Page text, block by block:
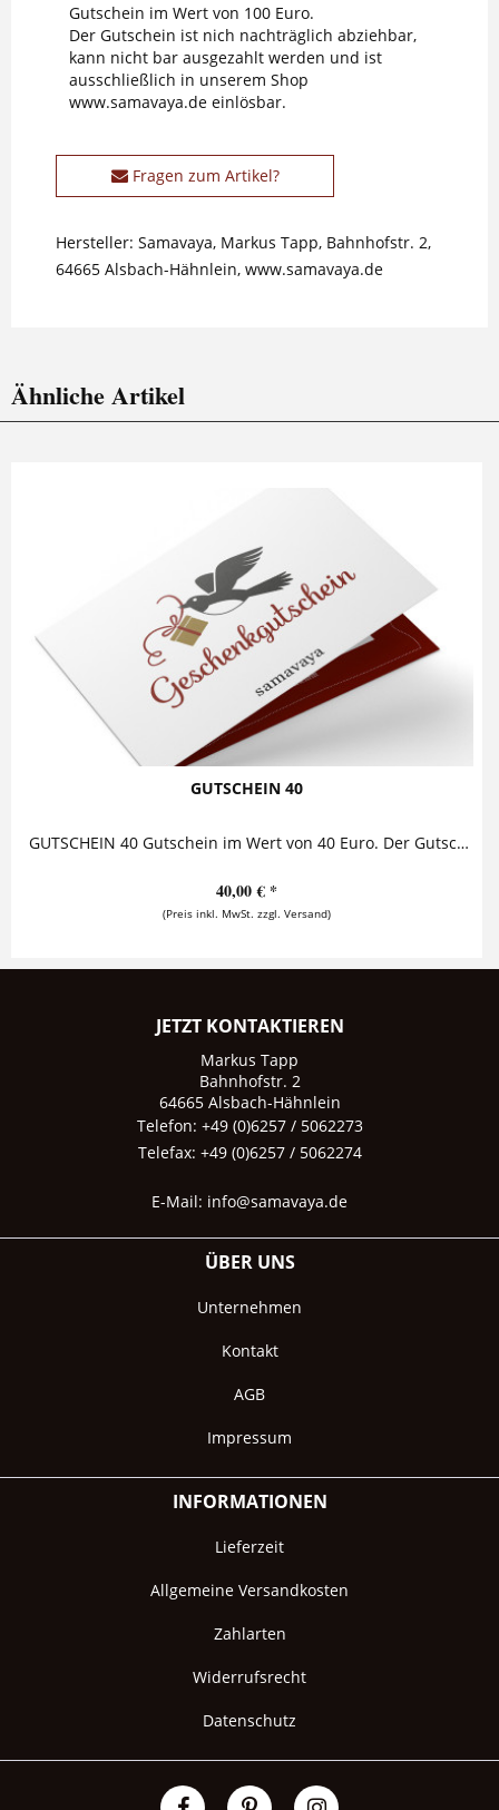
Gutschein im Wert von 100 Euro.
Der Gutschein ist nich nachträglich abziehbar,
kann nicht bar ausgezahlt werden und ist
ausschließlich in unserem Shop
www.samavaya.de einlösbar.
Fragen zum Artikel?
Hersteller: Samavaya, Markus Tapp, Bahnhofstr. 2,
64665 Alsbach-Hähnlein, www.samavaya.de
Ähnliche Artikel
GUTSCHEIN 40
GUTSCHEIN 40 Gutschein im Wert von 40 Euro. Der Gutschein ist nich nachträglich abziehbar, kann nicht bar ausgezahlt werden und ist ausschließlich in...
40,00 € *
(Preis inkl. MwSt. zzgl. Versand)
JETZT KONTAKTIEREN
Markus Tapp
Bahnhofstr. 2
64665 Alsbach-Hähnlein
Telefon: +49 (0)6257 / 5062273
Telefax: +49 (0)6257 / 5062274
E-Mail: info@samavaya.de
ÜBER UNS
Unternehmen
Kontakt
AGB
Impressum
INFORMATIONEN
Lieferzeit
Allgemeine Versandkosten
Zahlarten
Widerrufsrecht
Datenschutz